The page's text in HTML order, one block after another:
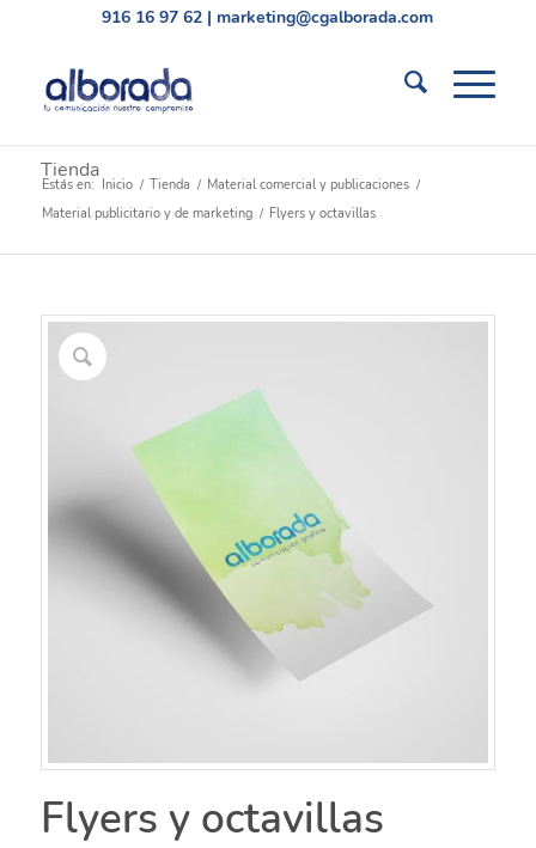
916 16 97 62 | marketing@cgalborada.com
Tienda
Estás en: Inicio / Tienda / Material comercial y publicaciones /
Material publicitario y de marketing / Flyers y octavillas
Flyers y octavillas